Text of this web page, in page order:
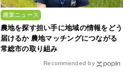
農業ニュース
農地を探す担い手に地域の情報をどう
届けるか 農地マッチングにつながる
常総市の取り組み
Recommended by